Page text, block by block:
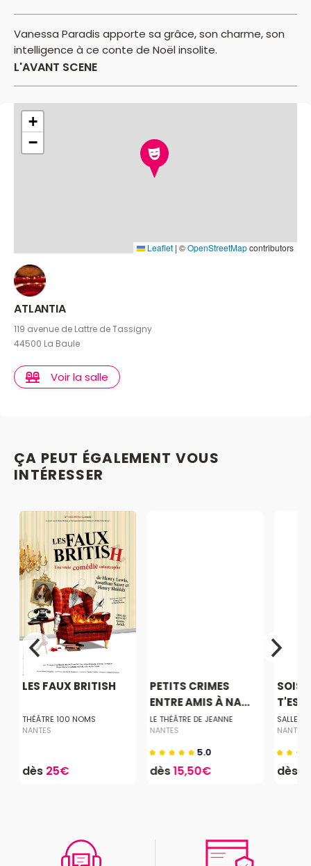
Vanessa Paradis apporte sa grâce, son charme, son
intelligence à ce conte de Noël insolite.
L'AVANT SCENE
+
−
Leaflet | ©OpenStreetMapcontributors
ATLANTIA
119 avenue de Lattre de Tassigny
44500 La Baule
Voir la salle
ÇA PEUT ÉGALEMENT VOUS
INTÉRESSER
LES FAUX BRITISH
THÉÂTRE 100 NOMS
NANTES
dès 25€
PETITS CRIMES
ENTRE AMIS À NA...
LE THÉÂTRE DE JEANNE
NANTES
5.0
dès15,50€
SOIS
T'ES
SALLE
NANTES
dès